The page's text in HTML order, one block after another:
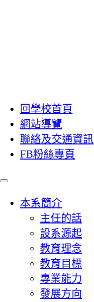
回學校首頁
網站導覽
聯絡及交通資訊
FB粉絲專頁
本系簡介
主任的話
設系源起
教育理念
教育目標
專業能力
發展方向